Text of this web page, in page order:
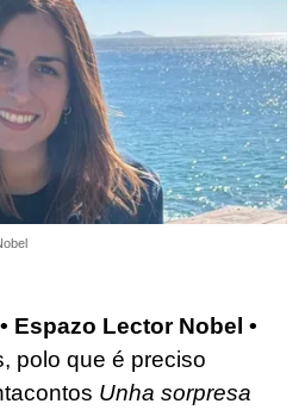
Espazo Lector Nobel •
polo que é preciso
Unha sorpresa